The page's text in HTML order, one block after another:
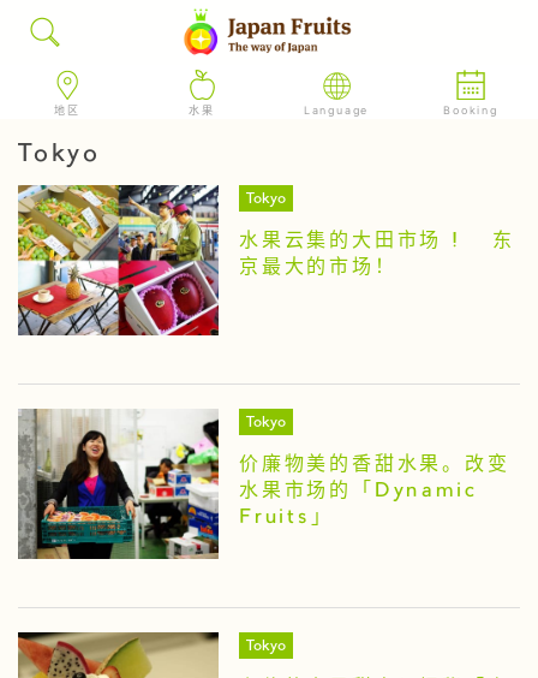
地区 水果 Language Booking
Tokyo
Tokyo
水果云集的大田市场 ! 东
京最大的市场！
Tokyo
价廉物美的香甜水果。改变
水果市场的「Dynamic
Fruits」
Tokyo